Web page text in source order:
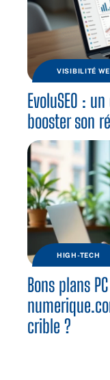
VISIBILITÉ
EvoluSEO :
booster son
HIGH-TECH
Bons plans
crible ?